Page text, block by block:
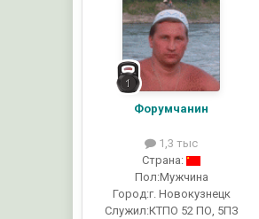
Форумчанин
1,3 тыс
Страна:
Пол:Мужчина
Город:г. Новокузнецк
Служил:КТПО 52 ПО, 5ПЗ